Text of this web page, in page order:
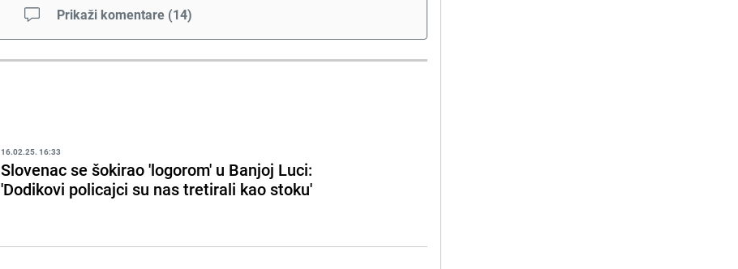
Prikaži komentare (14)
16.02.25. 16:33
Slovenac se šokirao 'logorom' u Banjoj Luci:
'Dodikovi policajci su nas tretirali kao stoku'